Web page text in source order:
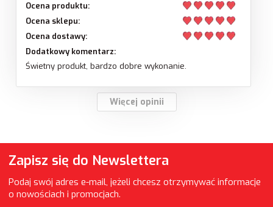
Ocena produktu:
Ocena sklepu:
Ocena dostawy:
Dodatkowy komentarz:
Świetny produkt, bardzo dobre wykonanie.
Więcej opinii
Zapisz się do Newslettera
Podaj swój adres e-mail, jeżeli chcesz otrzymywać informacje
o nowościach i promocjach.